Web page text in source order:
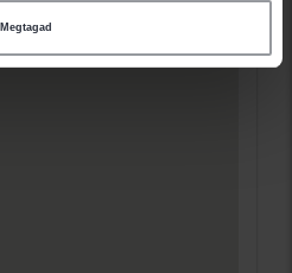
Megtagad